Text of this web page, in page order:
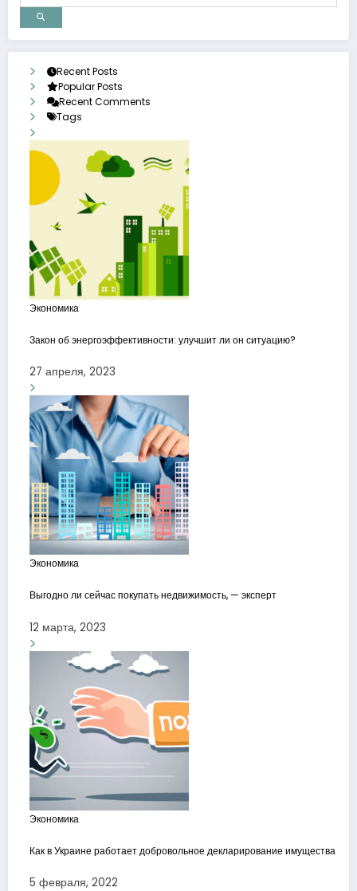
Recent Posts
Popular Posts
Recent Comments
Tags
Экономика
Закон об энергоэффективности: улучшит ли он ситуацию?
27 апреля, 2023
Экономика
Выгодно ли сейчас покупать недвижимость, — эксперт
12 марта, 2023
Экономика
Как в Украине работает добровольное декларирование имущества
5 февраля, 2022